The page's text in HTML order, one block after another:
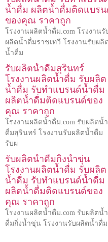
น้ำดื่ม ผลิตน้ำดื่มติดแบรน
ของคุณ ราคาถูก
โรงงานผลิตน้ำดื่ม.com โรงงานรั
ผลิตน้ำดื่มราชเทวี โรงงานรับผลิต
น้ำดื่ม
รับผลิตน้ำดื่มสุรินทร์
โรงงานผลิตน้ำดื่ม รับผลิต
น้ำดื่ม รับทำแบรนด์น้ำดื่ม
ผลิตน้ำดื่มติดแบรนด์ของ
คุณ ราคาถูก
โรงงานผลิตน้ำดื่ม.com รับผลิตน้ำ
ดื่มสุรินทร์ โรงงานรับผลิตน้ำดื่ม
รับผ
รับผลิตน้ำดื่มกิ่งน้ำขุ่น
โรงงานผลิตน้ำดื่ม รับผลิต
น้ำดื่ม รับทำแบรนด์น้ำดื่ม
ผลิตน้ำดื่มติดแบรนด์ของ
คุณ ราคาถูก
โรงงานผลิตน้ำดื่ม.com รับผลิตน้ำ
ดื่มกิ่งน้ำขุ่น โรงงานรับผลิตน้ำดื่ม